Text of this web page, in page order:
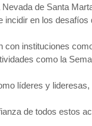
de Santa
en los
instituciones
como la
líderes y
de todos estos